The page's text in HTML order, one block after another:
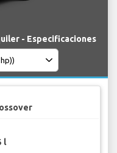
- Especificaciones
l